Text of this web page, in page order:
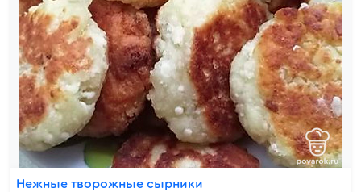
Нежные творожные сырники